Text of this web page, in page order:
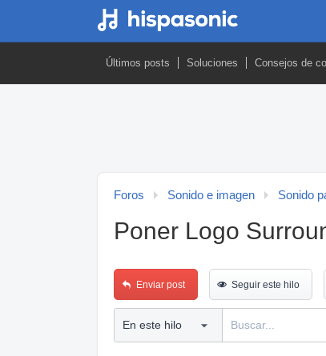
Últimos posts Soluciones Consejos de
Foros Sonido e imagen Sonido
Poner Logo
Enviar post Seguir este hilo